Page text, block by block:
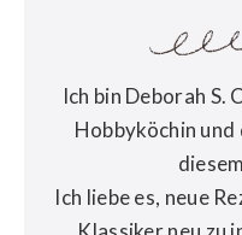
Ich bin Deborah S.
Hobbyköchin
Ich liebe es, neue